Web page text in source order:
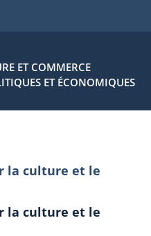
ET COMMERCE
ET ÉCONOMIQUES
la culture et le
la culture et le